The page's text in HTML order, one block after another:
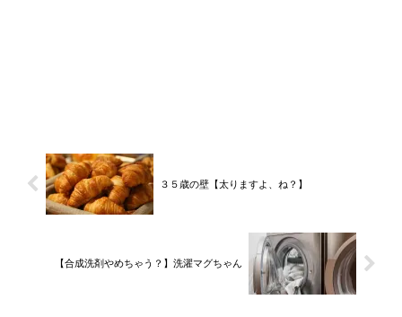
３５歳の壁【太りますよ、ね？】
【合成洗剤やめちゃう？】洗濯マグちゃん